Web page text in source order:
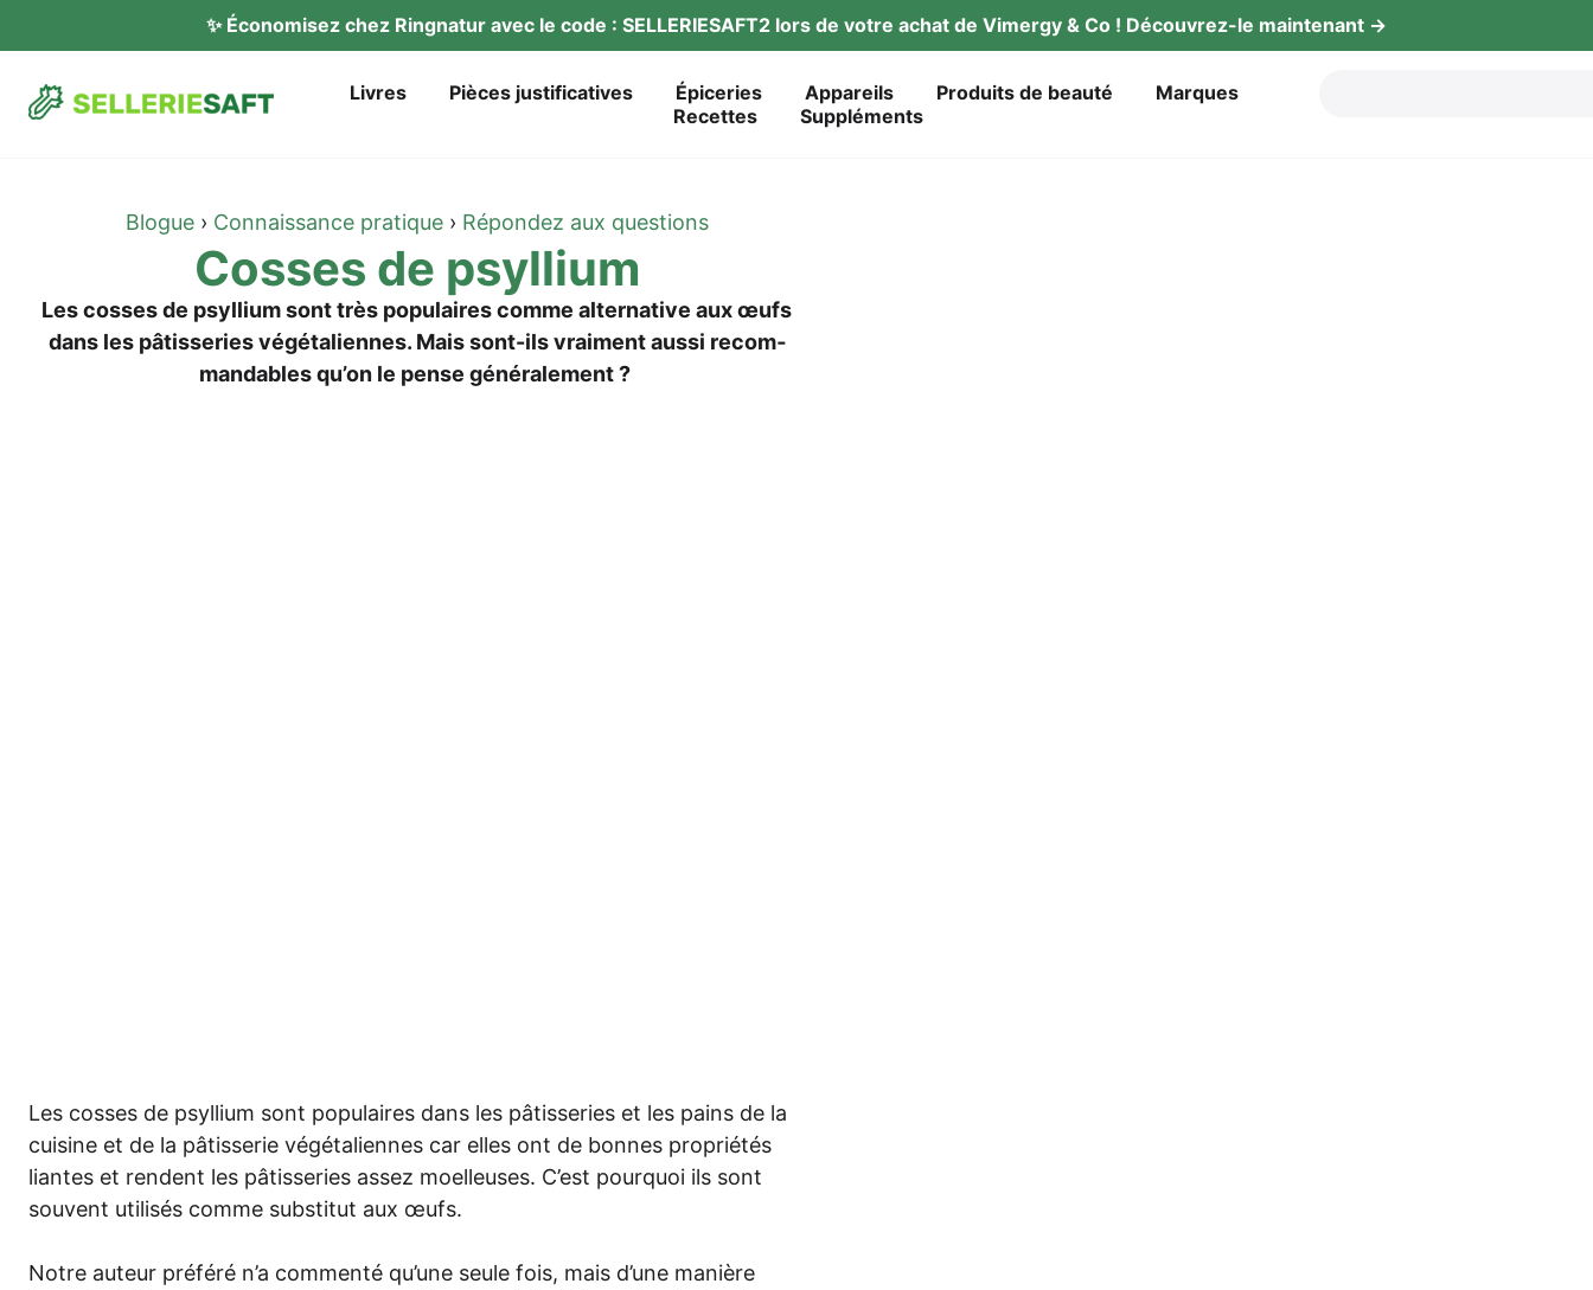
✨ Éco­no­mi­sez chez Ring­na­tur avec le code : SELLERIESAFT2 lors de vot­re achat de Vimer­gy & Co ! Décou­vrez-le maintenant →
Liv­res Piè­ces justificatives Épi­ce­ries Appareils Pro­duits de beauté
Mar­ques
Recet­tes
Sup­p­lé­ments
Blogue› Con­nais­sance pra­tique› Répon­dez aux questions
Cos­ses de psyllium
Les cos­ses de psyl­li­um sont très popu­lai­res com­me alter­na­ti­ve aux œufs
dans les pâtis­se­ries végé­ta­li­en­nes. Mais sont-ils vrai­ment aus­si recom­
man­da­bles qu’on le pen­se généralement ?
Les cos­ses de psyl­li­um sont popu­lai­res dans les pâtis­se­ries et les pains de la
cui­sine et de la pâtis­se­rie végé­ta­li­en­nes car elles ont de bon­nes pro­prié­tés
lian­tes et ren­dent les pâtis­se­ries assez moel­leu­ses. C’est pour­quoi ils sont
sou­vent uti­li­sés com­me sub­sti­tut aux œufs.
Not­re auteur pré­fé­ré n’a com­men­té qu’une seu­le fois, mais d’une maniè­re